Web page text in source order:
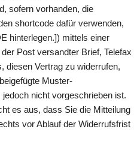
sofern vorhanden, die
shortcode dafür verwenden,
hinterlegen.]) mittels einer
Post versandter Brief, Telefax
diesen Vertrag zu widerrufen,
Muster-
nicht vorgeschrieben ist.
es aus, dass Sie die Mitteilung
vor Ablauf der Widerrufsfrist